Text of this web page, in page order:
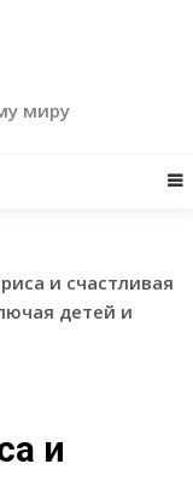
миру
и счастливая
детей и
и